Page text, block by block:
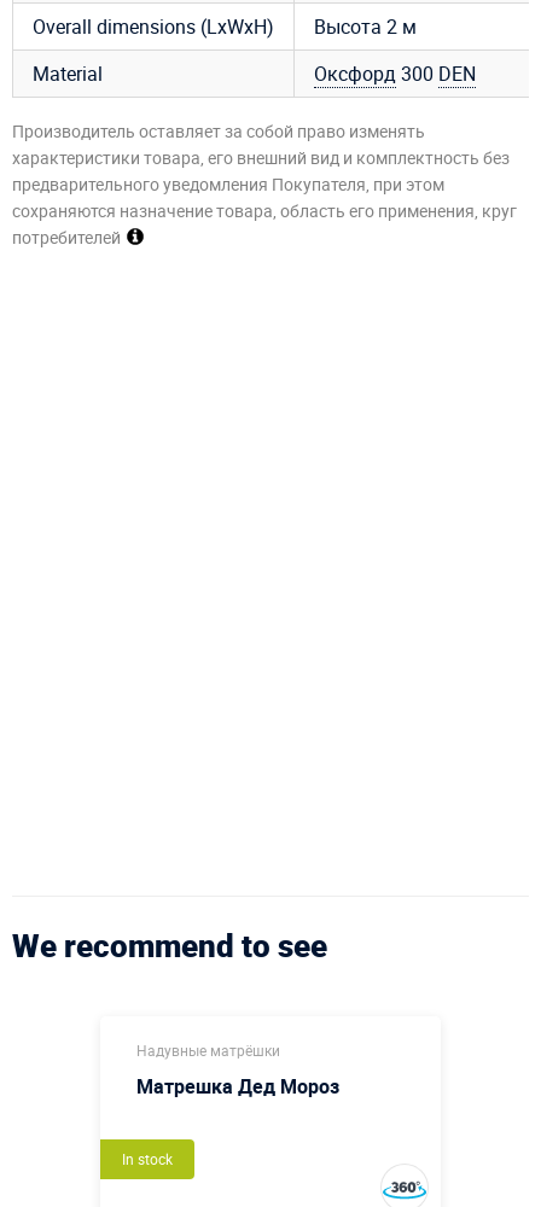
Overall dimensions (LxWxH)
Высота 2 м
Material
Оксфорд300 DEN
Производитель оставляет за собой право изменять
характеристики товара, его внешний вид и комплектность без
предварительного уведомления Покупателя, при этом
сохраняются назначение товара, область его применения, круг
потребителей
We recommend to see
Надувные матрёшки
Матрешка Дед Мороз
In stock